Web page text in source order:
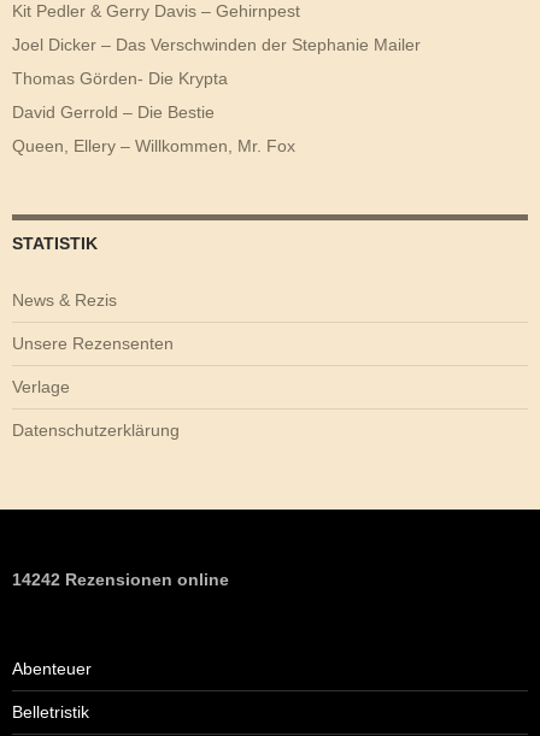
Kit Pedler & Gerry Davis – Gehirnpest
Joel Dicker – Das Verschwinden der Stephanie Mailer
Thomas Görden- Die Krypta
David Gerrold – Die Bestie
Queen, Ellery – Willkommen, Mr. Fox
STATISTIK
News & Rezis
Unsere Rezensenten
Verlage
Datenschutzerklärung
14242 Rezensionen online
Abenteuer
Belletristik